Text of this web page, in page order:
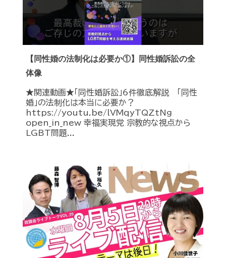
【同性婚の法制化は必要か①】同性婚訴訟の全
体像
★関連動画★「同性婚訴訟」6件徹底解説 「同性
婚」の法制化は本当に必要か？
https://youtu.be/lVMqyTQZtNg
open_in_new 幸福実現党 宗教的な視点から
LGBT問題...